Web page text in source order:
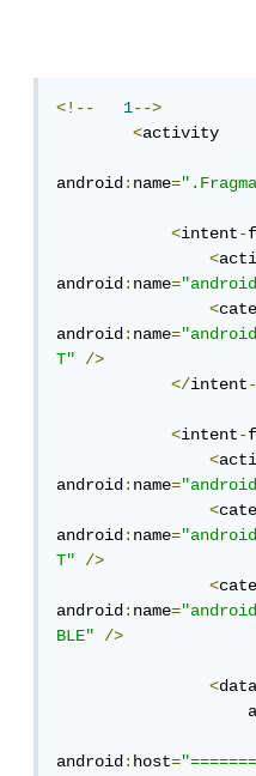
<!-- 1-->
<activity
android:name=
<intent-
<
android:name=
<
android:name=
T"
/>
</intent
<intent-
<
android:name=
<
android:name=
T"
/>
<
android:name=
BLE"
/>
<data
android:host=